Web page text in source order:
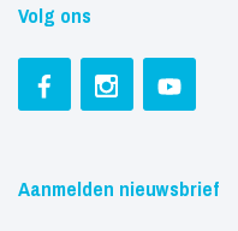
Volg ons
Aanmelden nieuwsbrief